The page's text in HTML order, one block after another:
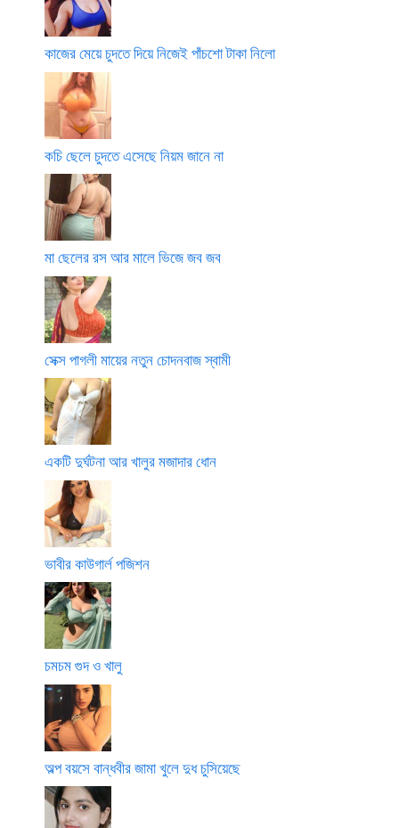
কাজের মেয়ে চুদতে দিয়ে নিজেই পাঁচশো টাকা নিলো
কচি ছেলে চুদতে এসেছে নিয়ম জানে না
মা ছেলের রস আর মালে ভিজে জব জব
সেক্স পাগলী মায়ের নতুন চোদনবাজ স্বামী
একটি দুর্ঘটনা আর খালুর মজাদার ধোন
ভাবীর কাউগার্ল পজিশন
চমচম গুদ ও খালু
অল্প বয়সে বান্ধবীর জামা খুলে দুধ চুসিয়েছে